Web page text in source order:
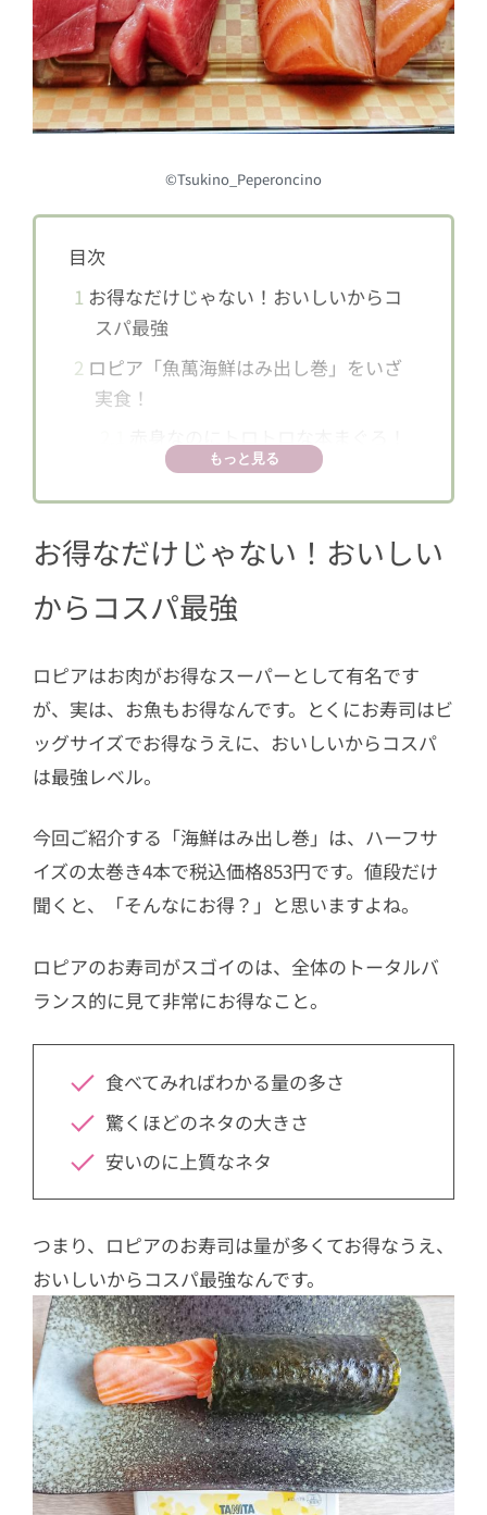
©Tsukino_Peperoncino
目次
1 お得なだけじゃない！おいしいからコ
スパ最強
2 ロピア「魚萬海鮮はみ出し巻」をいざ
実食！
ほどよい甘みが絶妙でおいしい
2.2生サーモンは歯ごたえ抜群！ボリ
ュームがあってお腹も大満足
もっと見る
お得なだけじゃない！おいしい
からコスパ最強
ロピアはお肉がお得なスーパーとして有名です
が、実は、お魚もお得なんです。とくにお寿司はビ
ッグサイズでお得なうえに、おいしいからコスパ
は最強レベル。
今回ご紹介する「海鮮はみ出し巻」は、ハーフサ
イズの太巻き4本で税込価格853円です。値段だけ
聞くと、「そんなにお得？」と思いますよね。
ロピアのお寿司がスゴイのは、全体のトータルバ
ランス的に見て非常にお得なこと。
食べてみればわかる量の多さ
驚くほどのネタの大きさ
安いのに上質なネタ
つまり、ロピアのお寿司は量が多くてお得なうえ、
おいしいからコスパ最強なんです。